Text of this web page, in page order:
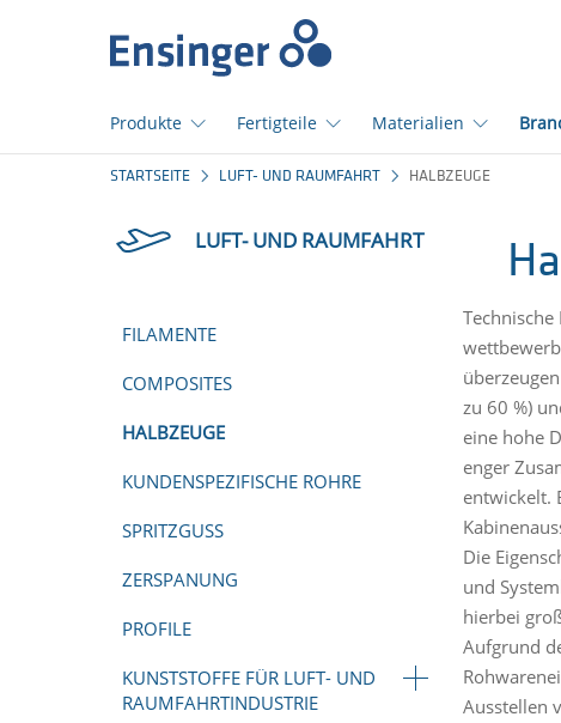
home_logo_aria
Produkte Fertigteile Materialien
STARTSEITE LUFT- UND RAUMFAHRT HALBZEUGE
LUFT- UND RAUMFAHRT
FILAMENTE
COMPOSITES
HALBZEUGE
KUNDENSPEZIFISCHE ROHRE
SPRITZGUSS
ZERSPANUNG
PROFILE
KUNSTSTOFFE FÜR LUFT- UND
RAUMFAHRTINDUSTRIE
zu 60 %)
eine hohe
enger
entwickelt.
Die
und
hierbei
Aufgrund
Ausstellen